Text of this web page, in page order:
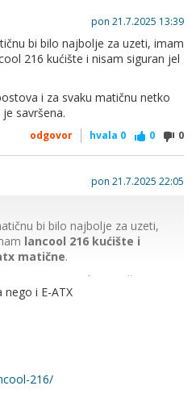
pon 21.7.2025 13:39
bi bilo najbolje za uzeti, imam
216 kućište i nisam siguran jel
i za svaku matičnu netko
savršena.
odgovor hvala 0 0 0
pon 21.7.2025 22:05
bi bilo najbolje za uzeti,
lancool 216 kućište i
matične.
i za svaku matičnu
da je savršena.
nego i E-ATX
216/